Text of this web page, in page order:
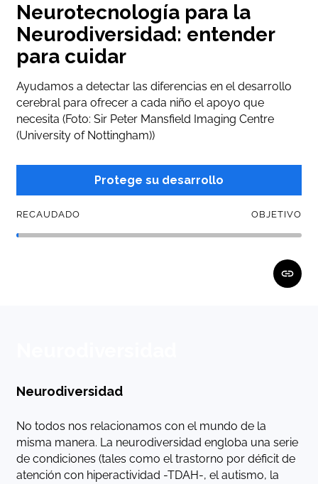
Neurotecnología para la
Neurodiversidad: entender
para cuidar
Ayudamos a detectar las diferencias en el desarrollo
cerebral para ofrecer a cada niño el apoyo que
necesita (Foto: Sir Peter Mansfield Imaging Centre
(University of Nottingham))
Protege su desarrollo
RECAUDADO OBJETIVO
Neurodiversidad
No todos nos relacionamos con el mundo de la
misma manera. La neurodiversidad engloba una serie
de condiciones (tales como el trastorno por déficit de
atención con hiperactividad -TDAH-, el autismo, la